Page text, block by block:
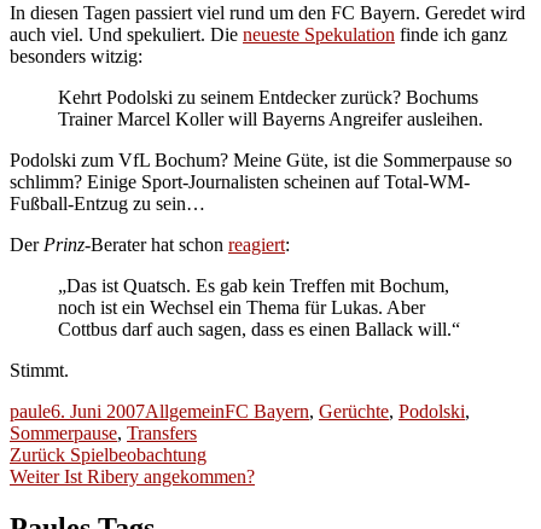
In diesen Tagen passiert viel rund um den FC Bayern. Geredet wird
auch viel. Und spekuliert. Die neueste Spekulation finde ich ganz
besonders witzig:
Kehrt Podolski zu seinem Entdecker zurück? Bochums
Trainer Marcel Koller will Bayerns Angreifer ausleihen.
Podolski zum VfL Bochum? Meine Güte, ist die Sommerpause so
schlimm? Einige Sport-Journalisten scheinen auf Total-WM-
Fußball-Entzug zu sein…
Der Prinz-Berater hat schon reagiert:
„Das ist Quatsch. Es gab kein Treffen mit Bochum,
noch ist ein Wechsel ein Thema für Lukas. Aber
Cottbus darf auch sagen, dass es einen Ballack will.“
Stimmt.
Autor
pauleVeröffentlicht
am
6. Juni 2007Kategorien
AllgemeinSchlagwörter
FC Bayern, Gerüchte, Podolski,
Sommerpause, Transfers
Beitragsnavigation
Zurück Vorheriger
Beitrag:
Spielbeobachtung
Weiter Nächster
Ist Ribery angekommen?